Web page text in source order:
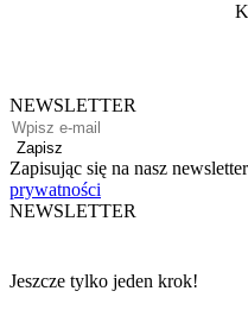
NEWSLETTER
Zapisz
Zapisując się na nasz
prywatności
NEWSLETTER
Jeszcze tylko jeden krok!